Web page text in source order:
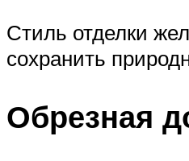
Стиль отделки
сохранить
Обрезная